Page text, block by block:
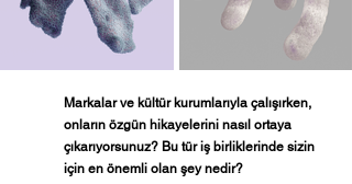
Markalar ve kültür kurumlarıyla çalışırken,
onların özgün hikayelerini nasıl ortaya
çıkarıyorsunuz? Bu tür iş birliklerinde sizin
için en önemli olan şey nedir?